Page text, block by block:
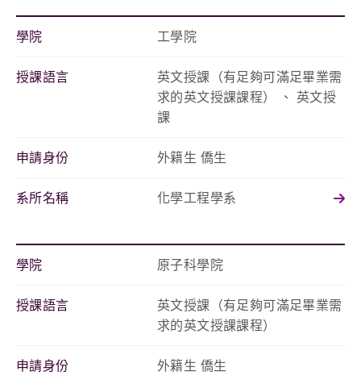
學院 工學院
授課語言
英文授課（有足夠可滿足畢業需
求的英文授課課程） 、 英文授
課
申請身份 外籍生 僑生
系所名稱 化學工程學系
學院 原子科學院
授課語言
英文授課（有足夠可滿足畢業需
求的英文授課課程）
申請身份 外籍生 僑生